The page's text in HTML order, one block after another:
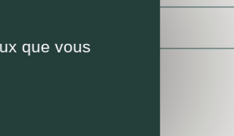
que vous